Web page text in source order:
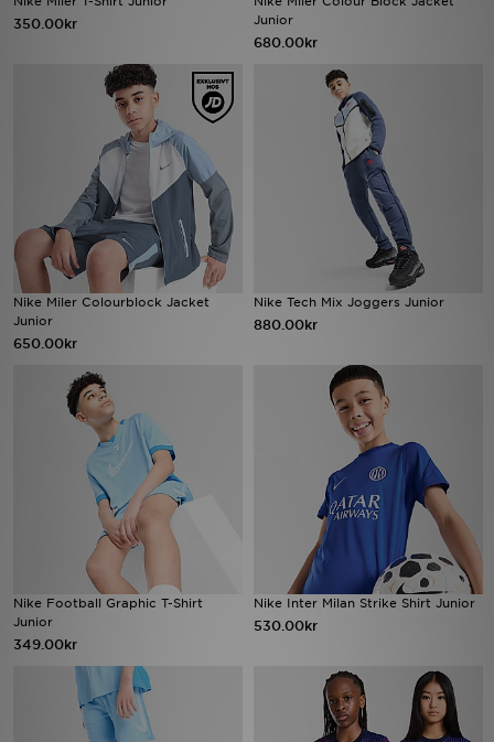
350.00kr
Junior
680.00kr
Nike Miler Colourblock Jacket
Junior
650.00kr
Nike Tech Mix Joggers Junior
880.00kr
Nike Football Graphic T-Shirt
Junior
349.00kr
Nike Inter Milan Strike Shirt Junior
530.00kr
Mina meddelanden
Kundservice
JD Blogg